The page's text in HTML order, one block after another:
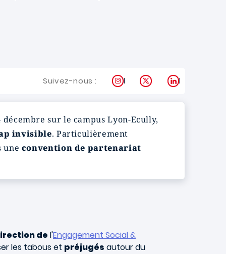
Suivez-nous : Instagram
X LinkedIn
sur le campus Lyon-Ecully,
invisible. Particulièrement
une convention de partenariat
de l'Engagement Social &
les tabous et préjugés autour du